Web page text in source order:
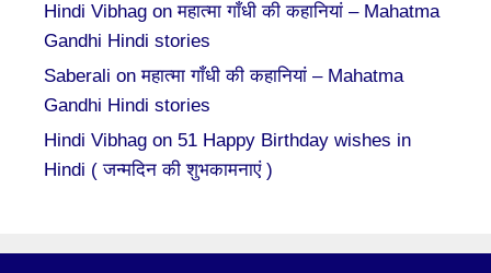
Hindi Vibhag onमहात्मा गाँधी की कहानियां – Mahatma
Gandhi Hindi stories
Saberali onमहात्मा गाँधी की कहानियां – Mahatma
Gandhi Hindi stories
Hindi Vibhag on 51 Happy Birthday wishes in
Hindi ( जन्मदिन की शुभकामनाएं )